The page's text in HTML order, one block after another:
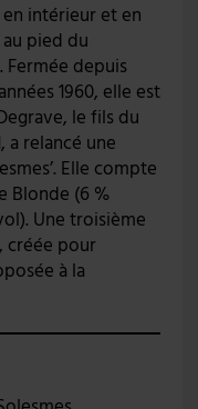
intérieur et en
pied du
Fermée depuis
1960, elle est
le fils du
a relancé une
Elle compte
Blonde (6 %
Une troisième
créée pour
à la